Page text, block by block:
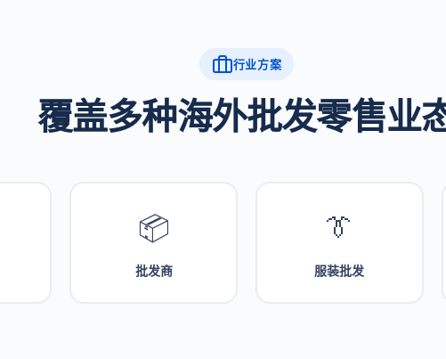
行业方案
覆盖多种海外批发零售业
📦
批发商
👔
服装批发